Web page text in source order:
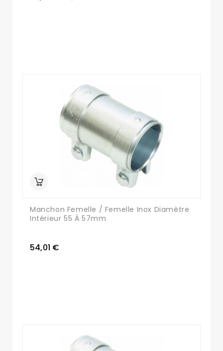
Manchon Femelle / Femelle Inox Diamètre
Intérieur 55 À 57mm
54,01 €